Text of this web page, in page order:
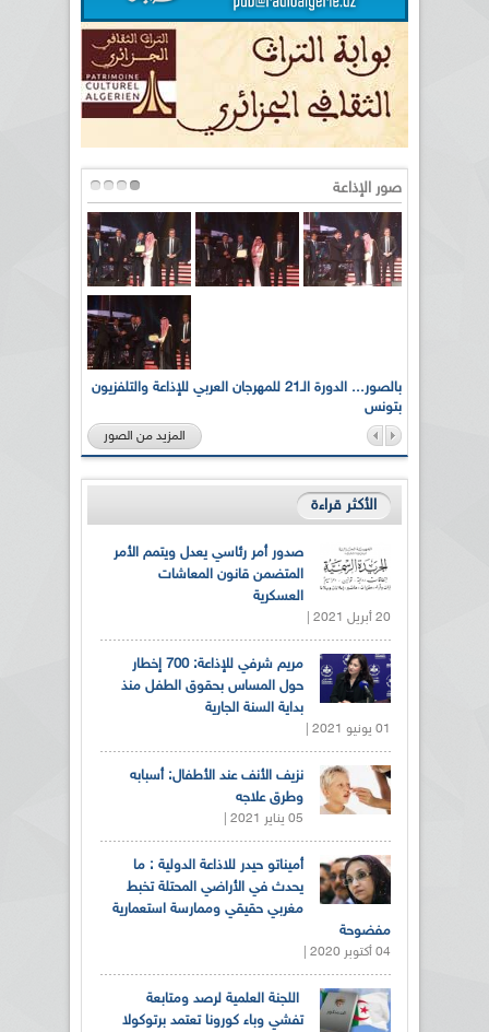
صور الإذاعة
بالصور... الدورة الـ21 للمهرجان العربي للإذاعة والتلفزيون
بتونس
المزيد من الصور
الأكثر قراءة
صدور أمر رئاسي يعدل ويتمم الأمر
المتضمن قانون المعاشات
العسكرية
20 أبريل 2021 |
مريم شرفي للإذاعة: 700 إخطار
حول المساس بحقوق الطفل منذ
بداية السنة الجارية
01 يونيو 2021 |
نزيف الأنف عند الأطفال: أسبابه
وطرق علاجه
05 يناير 2021 |
أميناتو حيدر للاذاعة الدولية : ما
يحدث في الأراضي المحتلة تخبط
مغربي حقيقي وممارسة استعمارية
مفضوحة
04 أكتوبر 2020 |
اللجنة العلمية لرصد ومتابعة
تفشي وباء كورونا تعتمد برتوكولا